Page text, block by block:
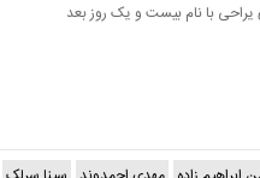
با نام بیست و یک روز بعد